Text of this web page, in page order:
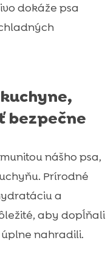
dokáže psa
bezpečne
nášho psa,
Prírodné
a
aby dopĺňali
nahradili.